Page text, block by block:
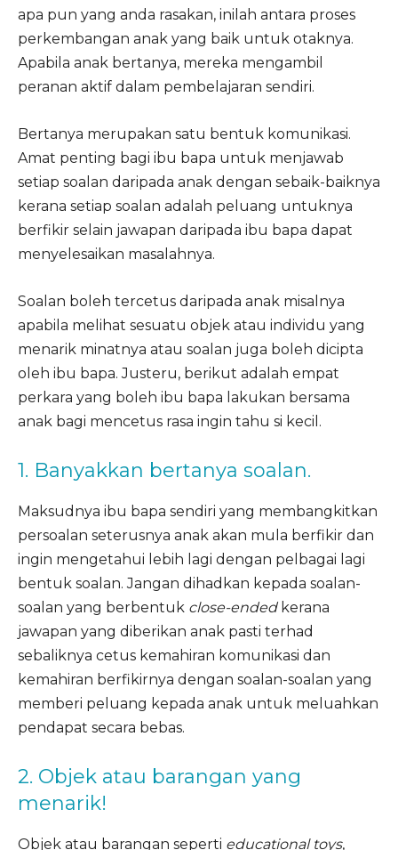
apa pun yang anda rasakan, inilah antara proses
perkembangan anak yang baik untuk otaknya.
Apabila anak bertanya, mereka mengambil
peranan aktif dalam pembelajaran sendiri.
Bertanya merupakan satu bentuk komunikasi.
Amat penting bagi ibu bapa untuk menjawab
setiap soalan daripada anak dengan sebaik-baiknya
kerana setiap soalan adalah peluang untuknya
berfikir selain jawapan daripada ibu bapa dapat
menyelesaikan masalahnya.
Soalan boleh tercetus daripada anak misalnya
apabila melihat sesuatu objek atau individu yang
menarik minatnya atau soalan juga boleh dicipta
oleh ibu bapa. Justeru, berikut adalah empat
perkara yang boleh ibu bapa lakukan bersama
anak bagi mencetus rasa ingin tahu si kecil.
1. Banyakkan bertanya soalan.
Maksudnya ibu bapa sendiri yang membangkitkan
persoalan seterusnya anak akan mula berfikir dan
ingin mengetahui lebih lagi dengan pelbagai lagi
bentuk soalan. Jangan dihadkan kepada soalan-
soalan yang berbentuk close-endedkerana
jawapan yang diberikan anak pasti terhad
sebaliknya cetus kemahiran komunikasi dan
kemahiran berfikirnya dengan soalan-soalan yang
memberi peluang kepada anak untuk meluahkan
pendapat secara bebas.
2. Objek atau barangan yang
menarik!
Objek atau barangan seperti educational toys,